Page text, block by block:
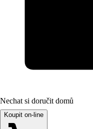
Nechat si doručit domů
Koupit on-line